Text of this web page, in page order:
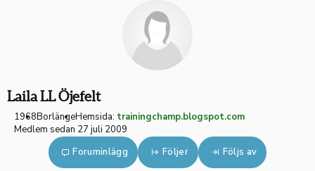
Laila LL Öjefelt
1968BorlängeHemsida: trainingchamp.blogspot.com
Medlem sedan 27 juli 2009
Foruminlägg
Följer Följs av